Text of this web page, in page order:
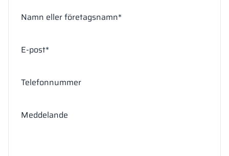
Namn eller företagsnamn*
E-post*
Telefonnummer
Meddelande